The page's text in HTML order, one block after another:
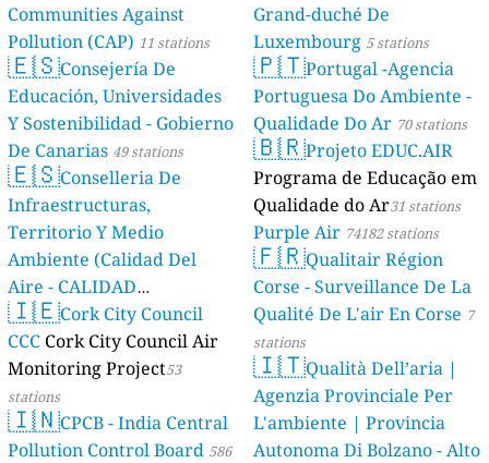
Communities Against
Pollution (CAP) 11 stations
🇪🇸Consejería De
Educación, Universidades
Y Sostenibilidad - Gobierno
De Canarias 49 stations
🇪🇸Conselleria De
Infraestructuras,
Territorio Y Medio
Ambiente (Calidad Del
Aire - CALIDAD
AMBIENTAL) 23 stations
🇮🇪Cork City Council
CCC Cork City Council Air
Monitoring Project53
stations
🇮🇳CPCB - India Central
Pollution Control Board 586
Grand-duché De
Luxembourg 5 stations
🇵🇹Portugal -Agencia
Portuguesa Do Ambiente -
Qualidade Do Ar 70 stations
🇧🇷Projeto EDUC.AIR
Programa de Educação em
Qualidade do Ar31 stations
Purple Air 74182 stations
🇫🇷Qualitair Région
Corse - Surveillance De La
Qualité De L'air En Corse 7
stations
🇮🇹Qualità Dell’aria |
Agenzia Provinciale Per
L'ambiente | Provincia
Autonoma Di Bolzano - Alto